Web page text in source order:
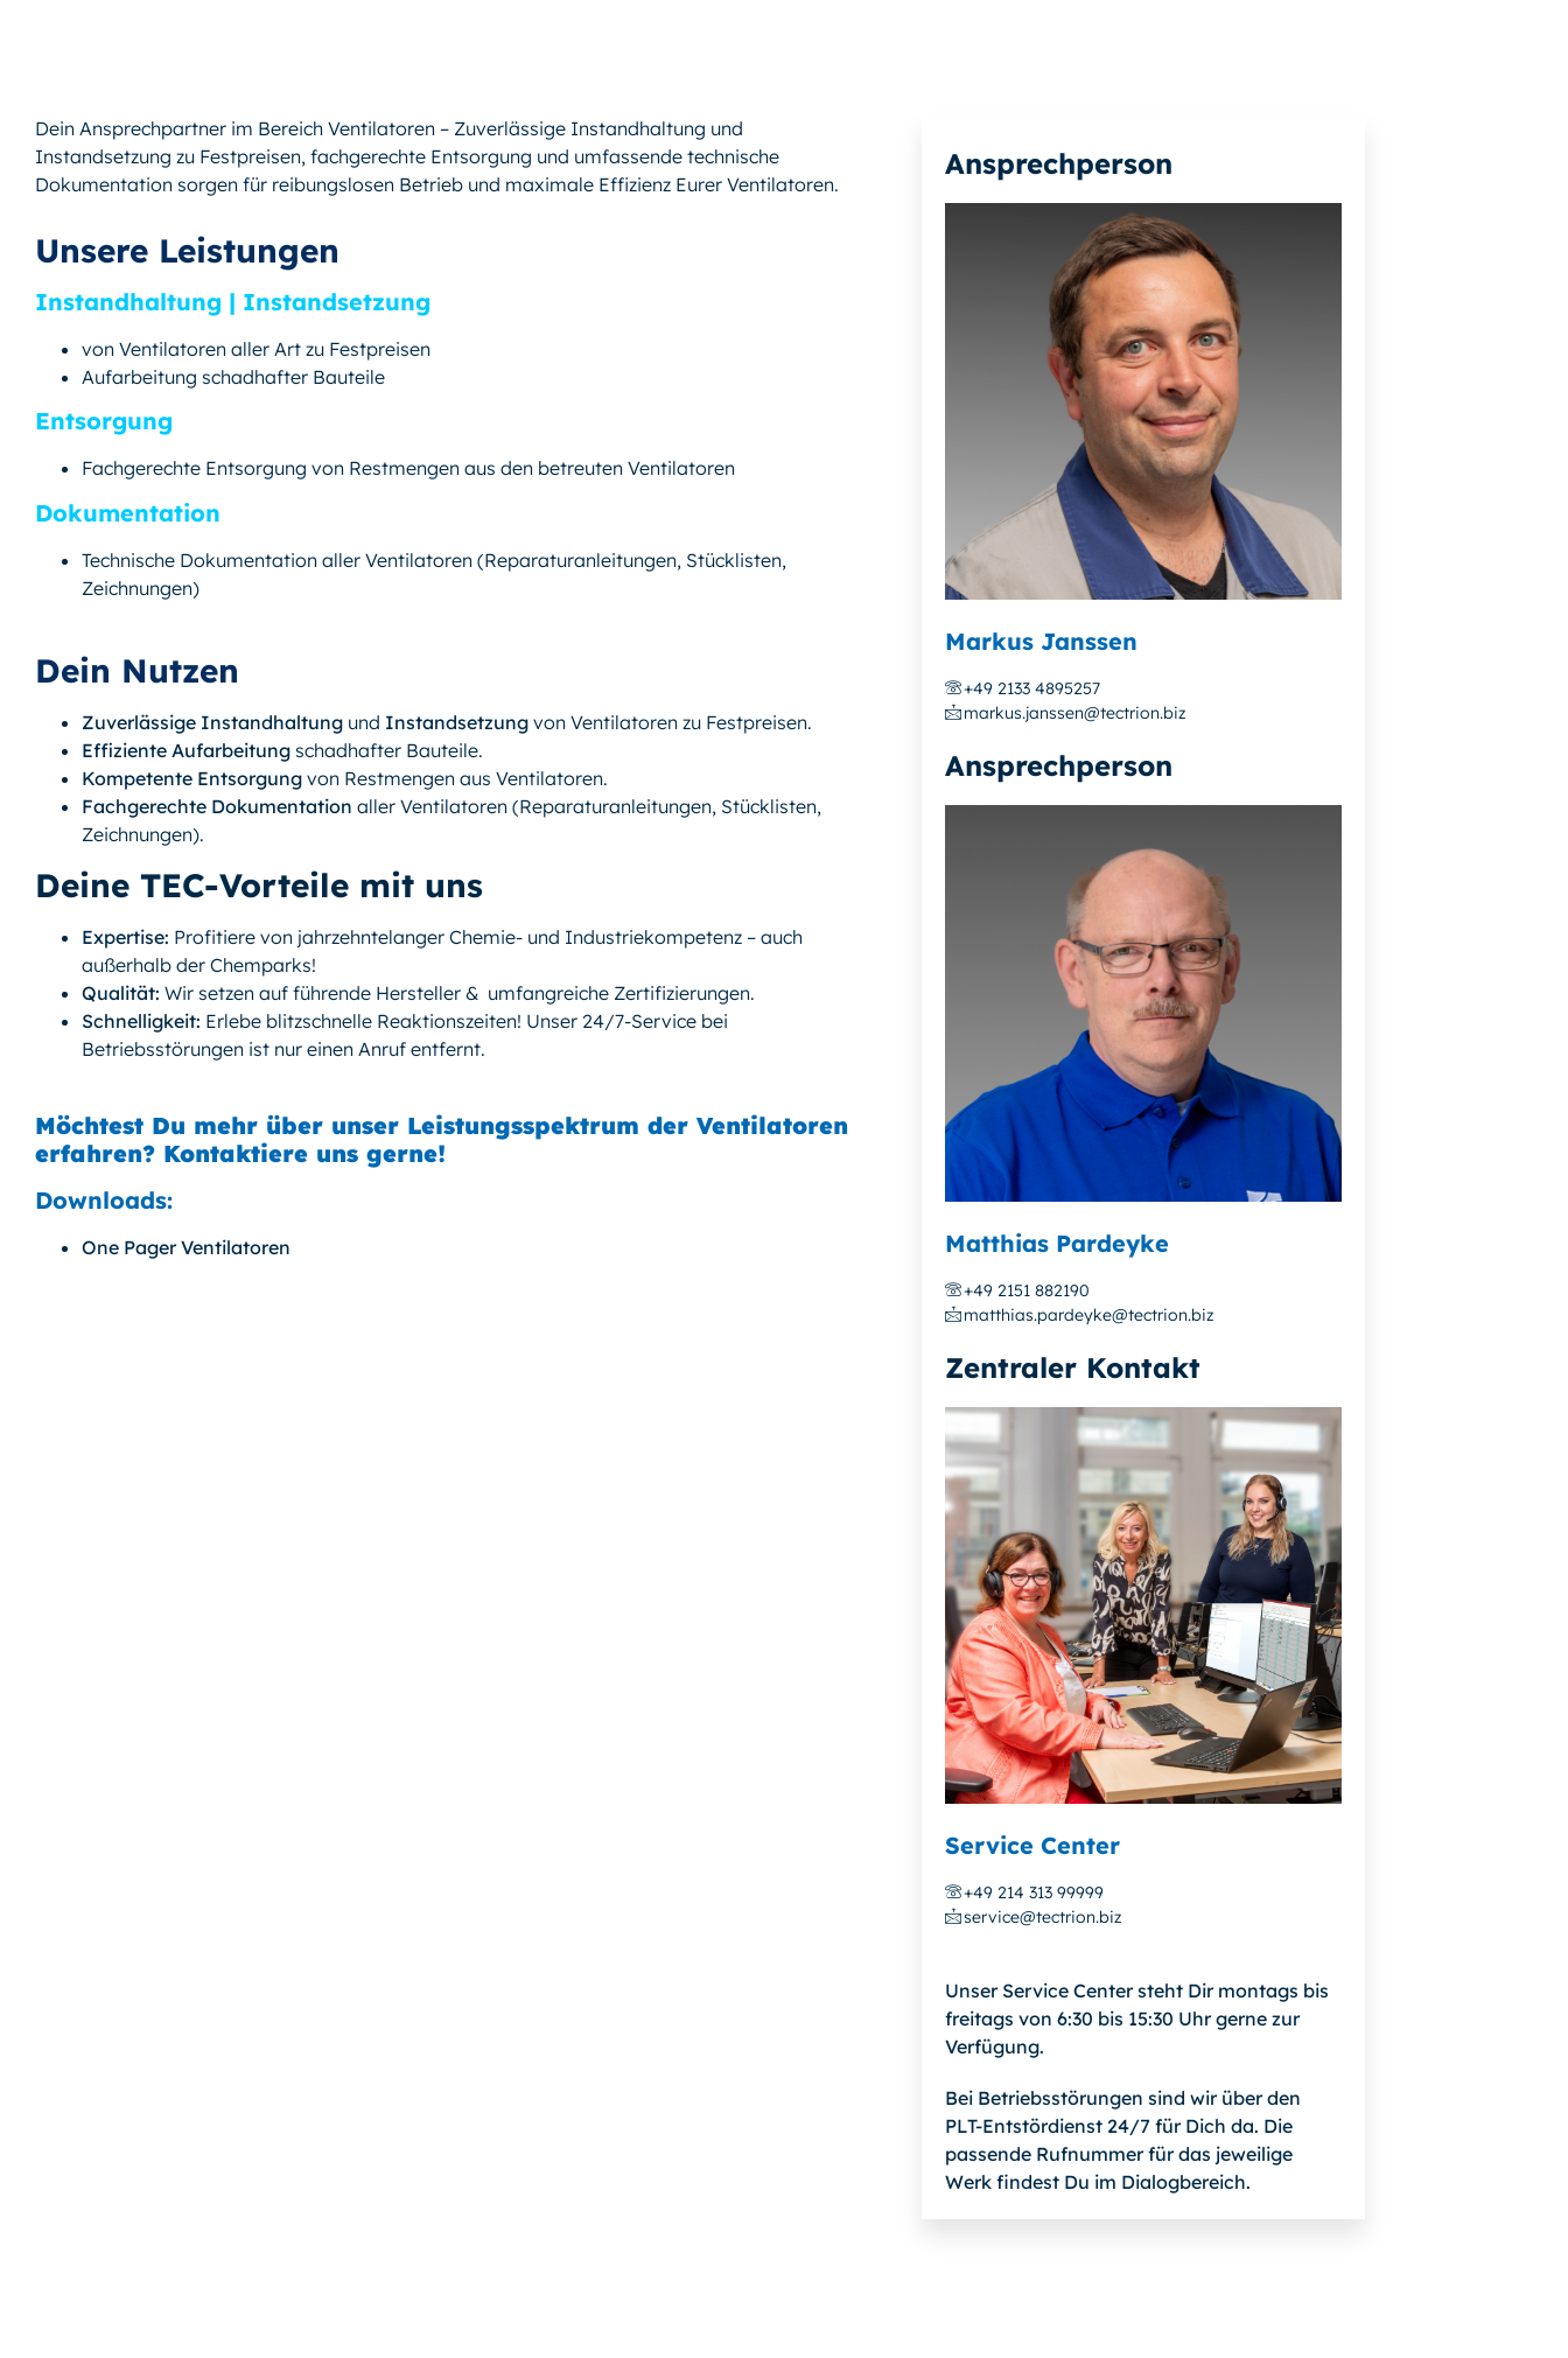
Dein Ansprechpartner im Bereich Ventilatoren – Zuverlässige Instandhaltung und
Instandsetzung zu Festpreisen, fachgerechte Entsorgung und umfassende technische
Dokumentation sorgen für reibungslosen Betrieb und maximale Effizienz Eurer Ventilatoren.
Unsere Leistungen
Instandhaltung | Instandsetzung
von Ventilatoren aller Art zu Festpreisen
Aufarbeitung schadhafter Bauteile
Entsorgung
Fachgerechte Entsorgung von Restmengen aus den betreuten Ventilatoren
Dokumentation
Technische Dokumentation aller Ventilatoren (Reparaturanleitungen, Stücklisten,
Zeichnungen)
Dein Nutzen
Zuverlässige Instandhaltung und Instandsetzung von Ventilatoren zu Festpreisen.
Effiziente Aufarbeitung schadhafter Bauteile.
Kompetente Entsorgung von Restmengen aus Ventilatoren.
Fachgerechte Dokumentation aller Ventilatoren (Reparaturanleitungen, Stücklisten,
Zeichnungen).
Deine TEC-Vorteile mit uns
Expertise: Profitiere von jahrzehntelanger Chemie- und Industriekompetenz – auch
außerhalb der Chemparks!
Qualität: Wir setzen auf führende Hersteller & umfangreiche Zertifizierungen.
Schnelligkeit: Erlebe blitzschnelle Reaktionszeiten! Unser 24/7-Service bei
Betriebsstörungen ist nur einen Anruf entfernt.
Möchtest Du mehr über unser Leistungsspektrum der Ventilatoren
erfahren? Kontaktiere uns gerne!
Downloads:
One Pager Ventilatoren
Ansprechperson
Markus Janssen
+49 2133 4895257
markus.janssen@tectrion.biz
Ansprechperson
Matthias Pardeyke
+49 2151 882190
matthias.pardeyke@tectrion.biz
Zentraler Kontakt
Service Center
+49 214 313 99999
service@tectrion.biz
Unser Service Center steht Dir montags bis
freitags von 6:30 bis 15:30 Uhr gerne zur
Verfügung.
Bei Betriebsstörungen sind wir über den
PLT-Entstördienst 24/7 für Dich da. Die
passende Rufnummer für das jeweilige
Werk findest Du im Dialogbereich.